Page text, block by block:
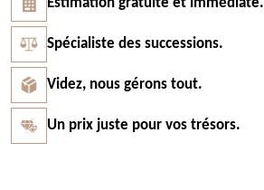
Estimation gratuite et immédiate.
Spécialiste des successions.
Videz, nous gérons tout.
Un prix juste pour vos trésors.